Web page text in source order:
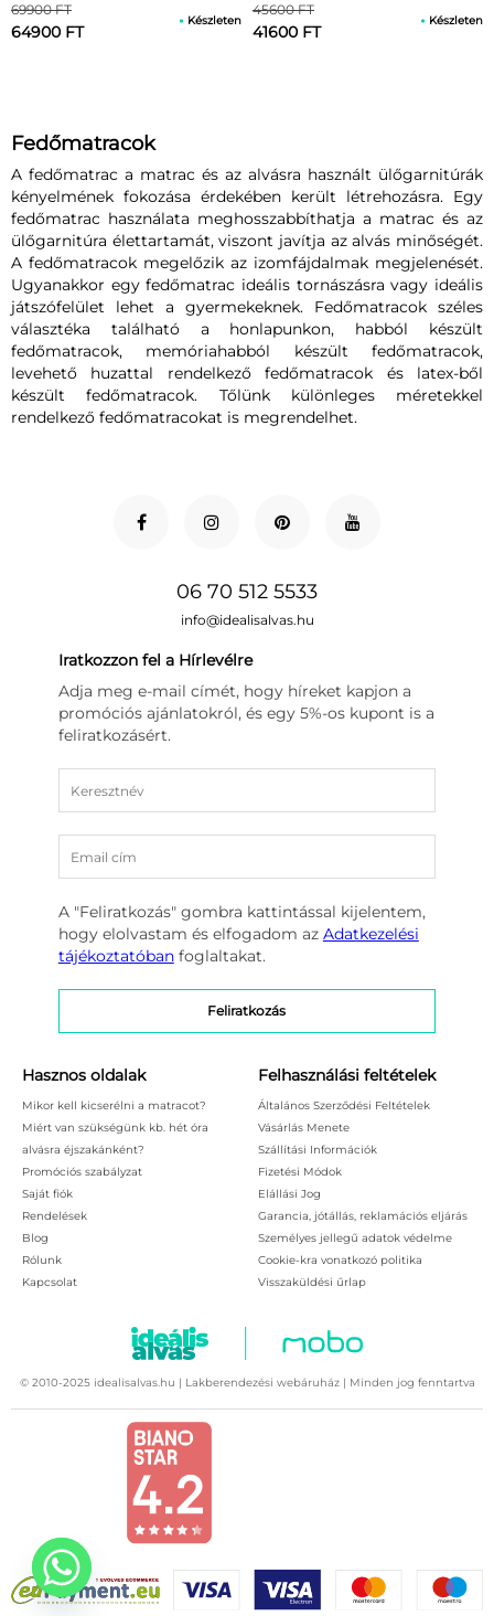
69900 FT
64900 FT
Készleten
45600 FT
41600 FT
Készleten
Fedőmatracok
A fedőmatrac a matrac és az alvásra használt ülőgarnitúrák
kényelmének fokozása érdekében került létrehozásra. Egy
fedőmatrac használata meghosszabbíthatja a matrac és az
ülőgarnitúra élettartamát, viszont javítja az alvás minőségét.
A fedőmatracok megelőzik az izomfájdalmak megjelenését.
Ugyanakkor egy fedőmatrac ideális tornászásra vagy ideális
játszófelület lehet a gyermekeknek. Fedőmatracok széles
választéka található a honlapunkon, habból készült
fedőmatracok, memóriahabból készült fedőmatracok,
levehető huzattal rendelkező fedőmatracok és latex-ből
készült fedőmatracok. Tőlünk különleges méretekkel
rendelkező fedőmatracokat is megrendelhet.
06 70 512 5533
info@idealisalvas.hu
Iratkozzon fel a Hírlevélre
Adja meg e-mail címét, hogy híreket kapjon a
promóciós ajánlatokról, és egy 5%-os kupont is a
feliratkozásért.
A "Feliratkozás" gombra kattintással kijelentem,
hogy elolvastam és elfogadom az Adatkezelési
tájékoztatóbanfoglaltakat.
Hasznos oldalak
Mikor kell kicserélni a matracot?
Miért van szükségünk kb. hét óra
alvásra éjszakánként?
Promóciós szabályzat
Saját fiók
Rendelések
Blog
Rólunk
Kapcsolat
Felhasználási feltételek
Általános Szerződési Feltételek
Vásárlás Menete
Szállítási Információk
Fizetési Módok
Elállási Jog
Garancia, jótállás, reklamációs eljárás
Személyes jellegű adatok védelme
Cookie-kra vonatkozó politika
Visszaküldési űrlap
© 2010-2025 idealisalvas.hu | Lakberendezési webáruház | Minden jog fenntartva